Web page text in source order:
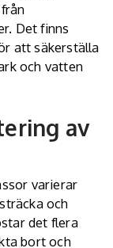
Det finns
att säkerställa
och vatten
av
varierar
och
det flera
bort och